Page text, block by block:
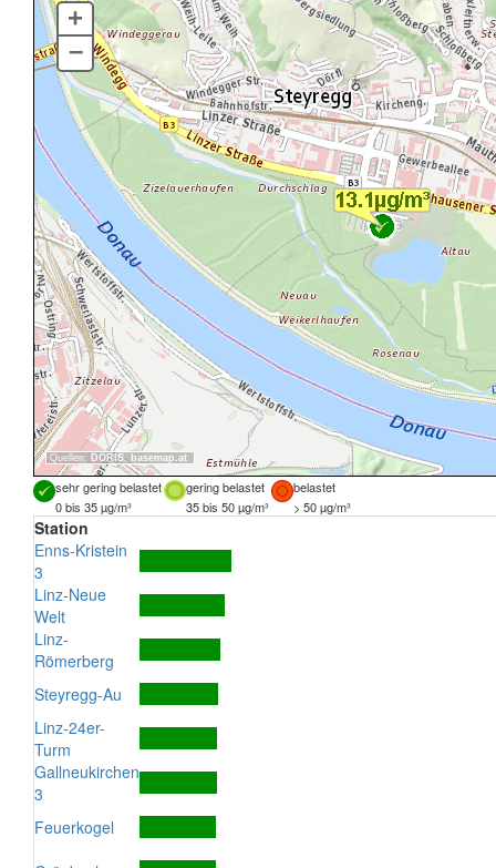
Quellen: DORIS, basemap.at
+
–
sehr gering belastet gering belastet
belastet
0 bis 35 µg/m³
35 bis 50 µg/m³ > 50 µg/m³
Station
Enns-Kristein
3
Linz-Neue
Welt
Linz-
Römerberg
Steyregg-Au
Linz-24er-
Turm
Gallneukirchen
3
Feuerkogel